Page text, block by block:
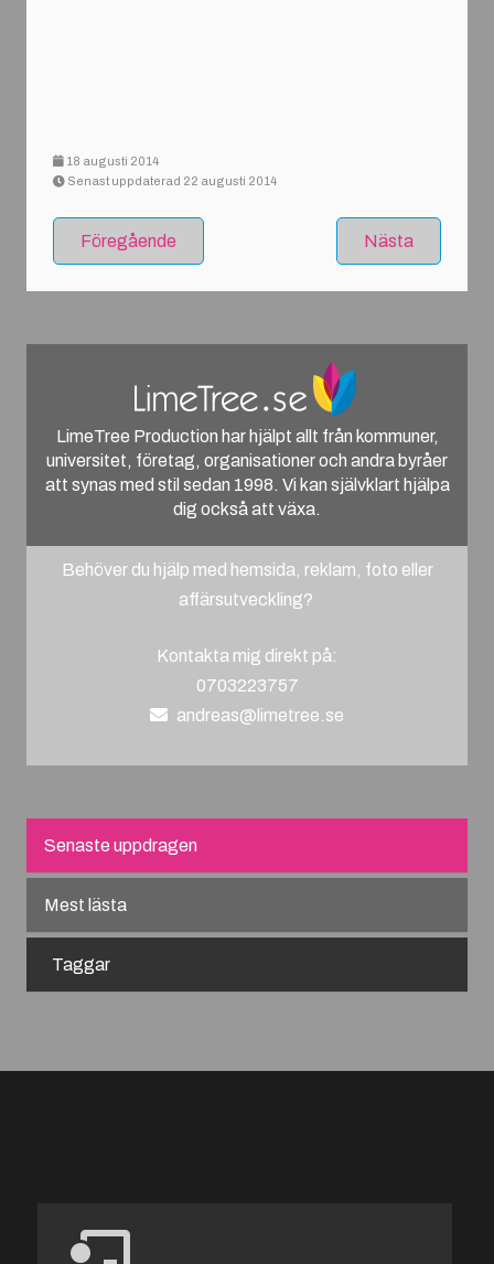
18 augusti 2014
Senast uppdaterad 22 augusti 2014
Föregående Nästa
LimeTree Production har hjälpt allt från kommuner,
universitet, företag, organisationer och andra byråer
att synas med stil sedan 1998. Vi kan självklart hjälpa
dig också att växa.
Behöver du hjälp med hemsida, reklam, foto eller
affärsutveckling?
Kontakta mig direkt på:
0703223757
andreas@limetree.se
Senaste uppdragen
Mest lästa
Taggar